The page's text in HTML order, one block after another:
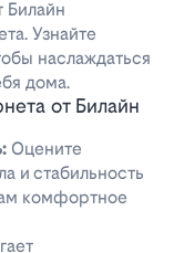
Билайн
Узнайте
наслаждаться
дома.
от Билайн
Оцените
и стабильность
комфортное